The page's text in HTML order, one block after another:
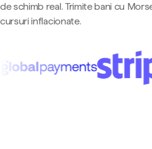
de schimb real. Trimite bani cu
cursuri inflacionate.